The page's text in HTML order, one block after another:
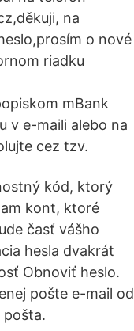
na
o nové
riadku
mBank
v e-maili alebo na
cez tzv.
kód, ktorý
kont, ktoré
časť vášho
hesla dvakrát
Obnoviť heslo.
pošte e-mail od
pošta.